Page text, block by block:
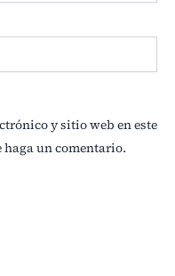
y sitio web en este
un comentario.